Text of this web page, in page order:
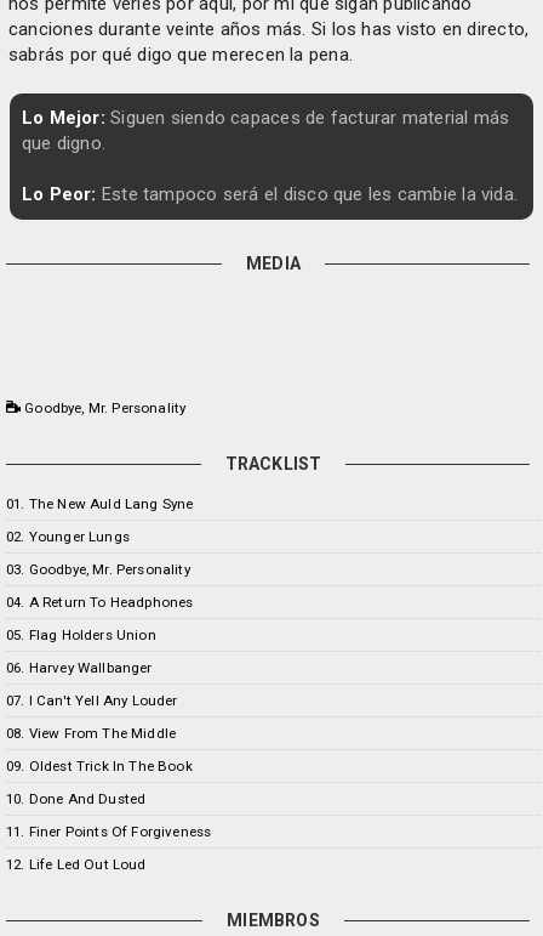
canciones durante veinte años más. Si los has visto en directo,
sabrás por qué digo que merecen la pena.
Lo Mejor: Siguen siendo capaces de facturar material más
que digno.
Lo Peor: Este tampoco será el disco que les cambie la vida.
MEDIA
Goodbye, Mr. Personality
TRACKLIST
01. The New Auld Lang Syne
02. Younger Lungs
03. Goodbye, Mr. Personality
04. A Return To Headphones
05. Flag Holders Union
06. Harvey Wallbanger
07. I Can't Yell Any Louder
08. View From The Middle
09. Oldest Trick In The Book
10. Done And Dusted
11. Finer Points Of Forgiveness
12. Life Led Out Loud
MIEMBROS